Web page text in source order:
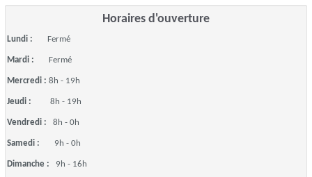
Horaires d'ouverture
Lundi : Fermé
Mardi : Fermé
Mercredi : 8h - 19h
Jeudi : 8h - 19h
Vendredi : 8h - 0h
Samedi : 9h - 0h
Dimanche : 9h - 16h